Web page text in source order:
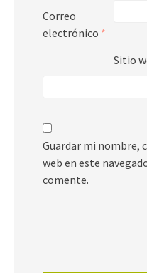
Correo
electrónico *
Sitio
Guardar mi nombre,
web en este
comente.